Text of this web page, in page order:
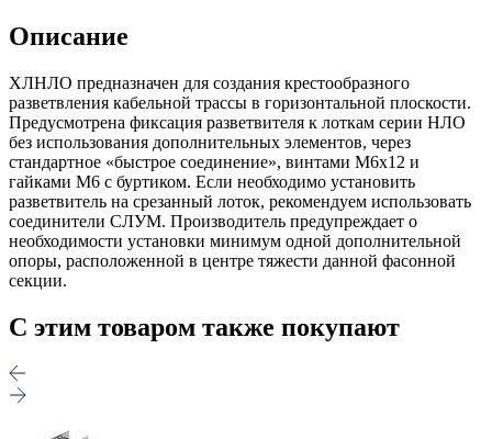
Описание
ХЛНЛО предназначен для создания крестообразного
разветвления кабельной трассы в горизонтальной плоскости.
Предусмотрена фиксация разветвителя к лоткам серии НЛО
без использования дополнительных элементов, через
стандартное «быстрое соединение», винтами М6х12 и
гайками М6 с буртиком. Если необходимо установить
разветвитель на срезанный лоток, рекомендуем использовать
соединители СЛУМ. Производитель предупреждает о
необходимости установки минимум одной дополнительной
опоры, расположенной в центре тяжести данной фасонной
секции.
С этим товаром также покупают